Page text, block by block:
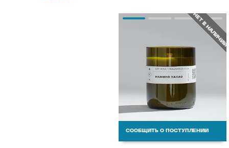
НЕТ В НАЛИЧИИ
СООБЩИТЬ О ПОСТУПЛЕНИИ